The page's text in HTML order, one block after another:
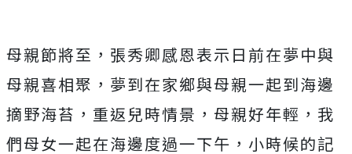
母親節將至，張秀卿感恩表示日前在夢中與
母親喜相聚， 夢到在家鄉與母親一起到海邊
摘野海苔，重返兒時情景， 母親好年輕，我
們母女一起在海邊度過一下午， 小時候的記